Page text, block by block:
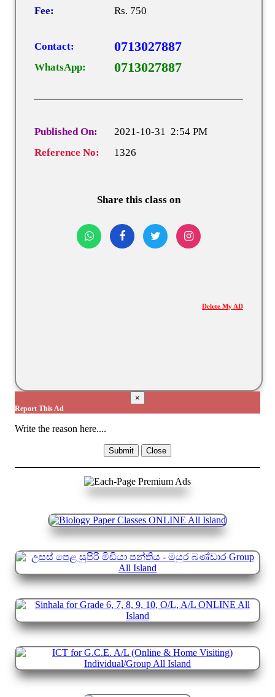
Fee: Rs. 750
Contact: 0713027887
WhatsApp: 0713027887
Published On:
2021-10-31 2:54 PM
Reference No:
1326
Share this class on
Delete My AD
×
Report This Ad
Write the reason here....
Submit Close